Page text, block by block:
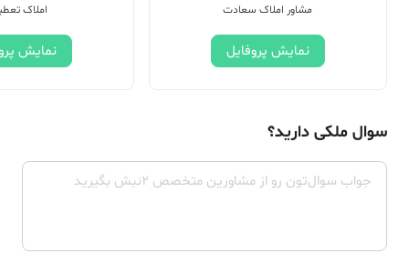
مشاور املاک سعادت
نمایش پروفایل
املاک
نمایش
سوال ملکی دارید؟